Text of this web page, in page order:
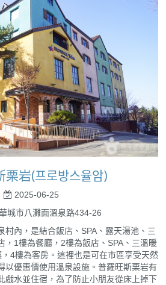
岩(프로방스율암)
2025-06-25
城市八灘面溫泉路434-26
村內，是結合飯店、SPA、露天湯池、三
，1樓為餐廳，2樓為飯店、SPA、三溫暖
4樓為客房。這裡也是可在市區享受天然
以優惠價使用溫泉設施。普羅旺斯栗岩有
戲水並住宿，為了防止小朋友從床上掉下